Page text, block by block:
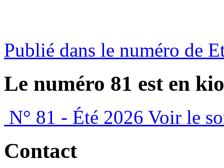
Publié dans le numéro de
Le numéro 81 est en
N° 81 - Été 2026 Voir le
Contact